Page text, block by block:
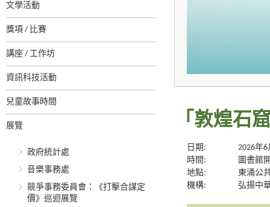
文學活動
獎項 / 比賽
講座 / 工作坊
資訊科技活動
兒童故事時間
展覽
政府統計處
音樂事務處
競爭事務委員會：《打擊合謀定
價》巡迴展覽
「敦煌石
日期:
2026年
時間:
圖書館
地點:
東涌公
機構:
弘揚中